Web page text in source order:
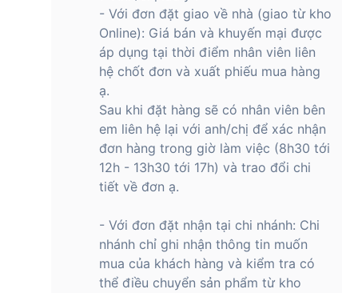
- Với đơn đặt giao về nhà (giao từ kho
Online): Giá bán và khuyến mại được
áp dụng tại thời điểm nhân viên liên
hệ chốt đơn và xuất phiếu mua hàng
ạ.
Sau khi đặt hàng sẽ có nhân viên bên
em liên hệ lại với anh/chị để xác nhận
đơn hàng trong giờ làm việc (8h30 tới
12h - 13h30 tới 17h) và trao đổi chi
tiết về đơn ạ.
- Với đơn đặt nhận tại chi nhánh: Chi
nhánh chỉ ghi nhận thông tin muốn
mua của khách hàng và kiểm tra có
thể điều chuyển sản phẩm từ kho